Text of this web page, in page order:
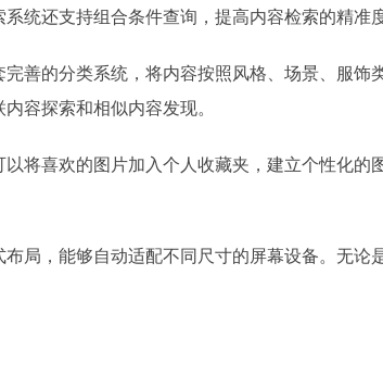
统还支持组合条件查询，提高内容检索的精准度
完善的分类系统，将内容按照风格、场景、服
容探索和相似内容发现。
以将喜欢的图片加入个人收藏夹，建立个性化
局，能够自动适配不同尺寸的屏幕设备。无